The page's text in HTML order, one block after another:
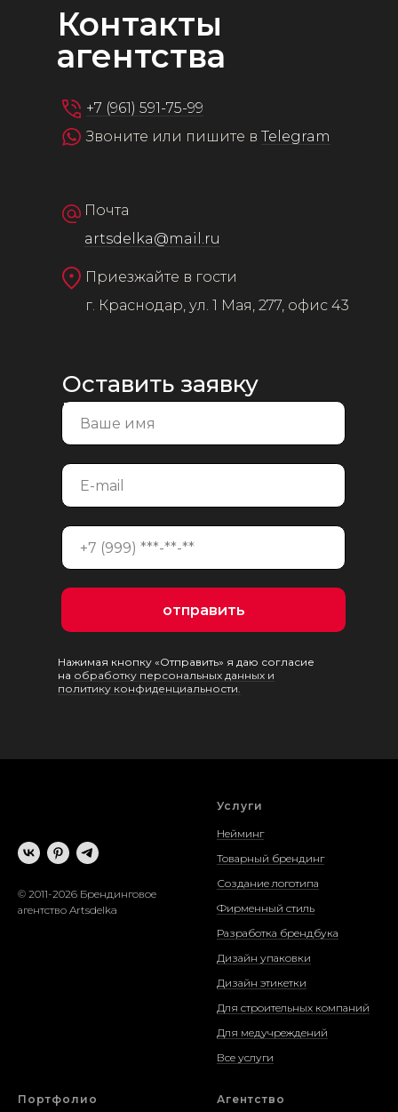
отправить
Оставить заявку
на консультацию
Контакты
агентства
+7 (961) 591-75-99
Звоните или пишите в Telegram
Почта
artsdelka@mail.ru
Приезжайте в гости
г. Краснодар, ул. 1 Мая, 277, офис 43
Нажимая кнопку «Отправить» я даю согласие
на обработку персональных данных и
политику конфиденциальности.
© 2011-2026 Брендинговое
агентство Artsdelka
Услуги
Нейминг
Товарный брендинг
Создание логотипа
Фирменный стиль
Разработка брендбука
Дизайн упаковки
Дизайн этикетки
Для строительных компаний
Для медучреждений
Все услуги
Портфолио Агентство